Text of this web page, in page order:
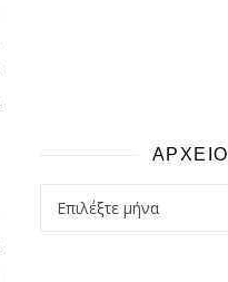
ΑΡΧΕΙΟ